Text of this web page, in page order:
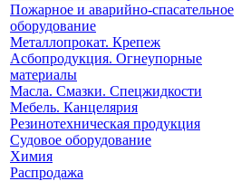
Пожарное и аварийно-спасательное
оборудование
Металлопрокат. Крепеж
Асбопродукция. Огнеупорные
материалы
Масла. Смазки. Спецжидкости
Мебель. Канцелярия
Резинотехническая продукция
Судовое оборудование
Химия
Распродажа